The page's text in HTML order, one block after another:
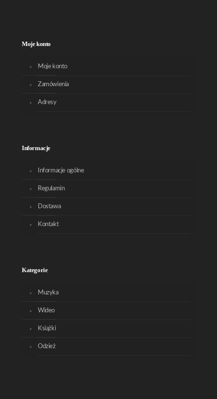
Moje konto
Moje konto
Zamówienia
Adresy
Informacje
Informacje ogólne
Regulamin
Dostawa
Kontakt
Kategorie
Muzyka
Wideo
Książki
Odzież